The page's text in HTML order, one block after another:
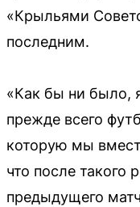
«Крыльями
последним.
«Как бы ни было,
прежде всего
которую мы
что после такого
предыдущего